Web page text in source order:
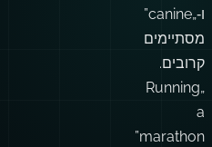
ו‑„canine”
מסתיימים
קרובים.
„Running
a
marathon”